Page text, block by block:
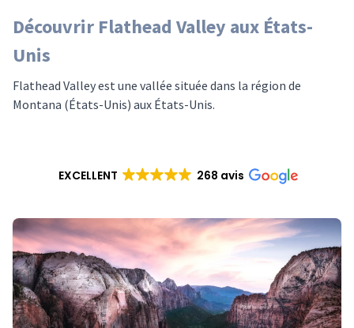
Découvrir Flathead Valley aux États-
Unis
Flathead Valley est une vallée située dans la région de
Montana (États-Unis) aux États-Unis.
EXCELLENT 268 avis